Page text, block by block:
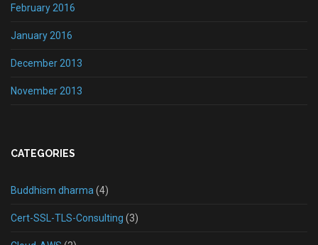
February 2016
January 2016
December 2013
November 2013
CATEGORIES
Buddhism dharma (4)
Cert-SSL-TLS-Consulting (3)